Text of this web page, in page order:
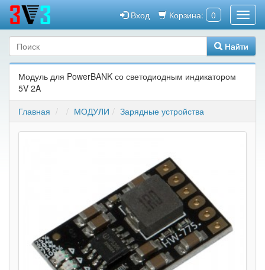
Корзина: 0
Вход
Найти
Модуль для PowerBANK со светодиодным индикатором
5V 2A
Главная
МОДУЛИ Зарядные устройства